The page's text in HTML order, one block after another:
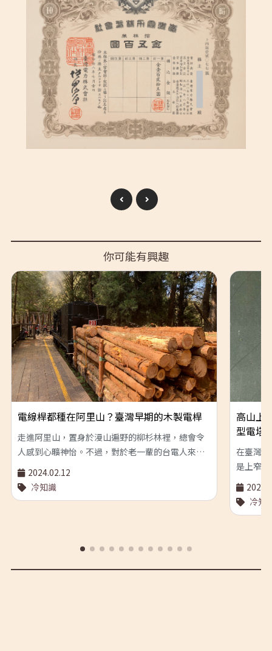
你可能有興趣
電線桿都種在阿里山？臺灣早期的木製電桿
走進阿里山，置身於漫山遍野的柳杉林裡，總會令
人感到心曠神怡。不過，對於老一輩的台電人來
說，這一大片的柳杉林在他們眼裡，其實意味
著……一根又一根的電線桿？ 沒錯！早期臺灣的
「電火柱仔」皆係木造，主要選用的木材就是柳
耐久的建材。相反的，若針對柳杉進行注油防腐等
特殊處理，這種木材就很適合用來當做路邊的電線
2024.02.12
冷知識
高山上
型電塔
在臺灣
是上窄
平行延
纜線等
地，在
剛」！
冷知